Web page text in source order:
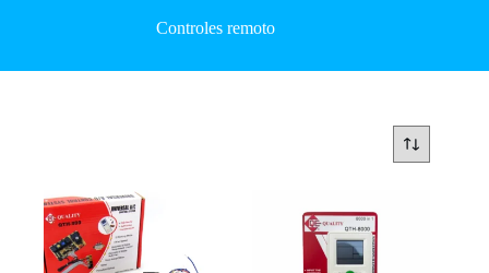
Controles remoto